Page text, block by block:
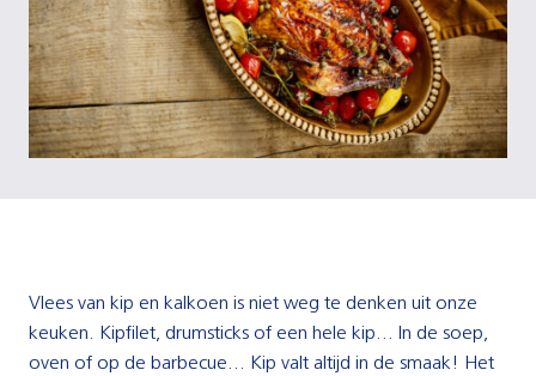
Vlees van kip en kalkoen is niet weg te denken uit onze
keuken. Kipfilet, drumsticks of een hele kip… In de soep,
oven of op de barbecue… Kip valt altijd in de smaak! Het